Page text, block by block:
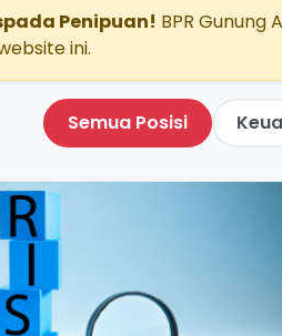
Penipuan! BPR
ini.
Semua Posisi